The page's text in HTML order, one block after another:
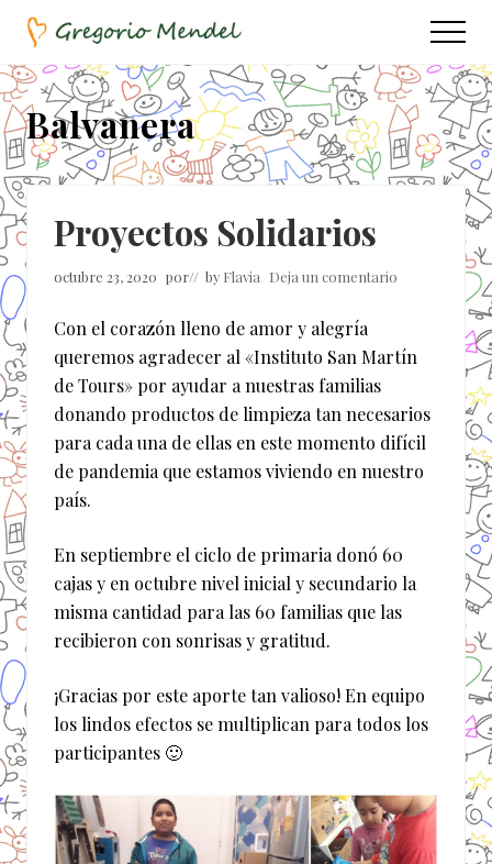
Menu
Saltar
contenido
principal
Saltar
la
barra
lateral
principal
Asociación
Civil
Menu
Balvanera
Proyectos Solidarios
octubre 23, 2020 por// by Flavia Deja un comentario
Con el corazón lleno de amor y alegría
queremos agradecer al «Instituto San Martín
de Tours» por ayudar a nuestras familias
donando productos de limpieza tan necesarios
para cada una de ellas en este momento difícil
de pandemia que estamos viviendo en nuestro
país.
En septiembre el ciclo de primaria donó 60
cajas y en octubre nivel inicial y secundario la
misma cantidad para las 60 familias que las
recibieron con sonrisas y gratitud.
¡Gracias por este aporte tan valioso! En equipo
los lindos efectos se multiplican para todos los
participantes 🙂